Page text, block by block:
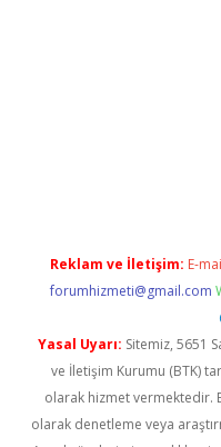
Reklam ve İletişim: E-
forumhizmeti@gmail.com
Yasal Uyarı: Sitemiz, 5651
ve İletişim Kurumu (BTK)
olarak hizmet vermektedir.
olarak denetleme veya